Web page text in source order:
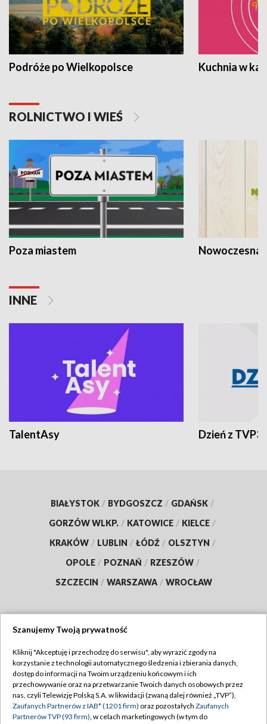
Podróże po Wielkopolsce Kuchnia w
ROLNICTWO I WIEŚ
Poza miastem Nowoczesna
INNE
TalentAsy Dzień z TVP3
BIAŁYSTOK / BYDGOSZCZ / GDAŃSK /
GORZÓW WLKP. / KATOWICE / KIELCE /
KRAKÓW / LUBLIN / ŁÓDŹ / OLSZTYN /
OPOLE / POZNAŃ / RZESZÓW /
SZCZECIN / WARSZAWA / WROCŁAW
TVP
Abonament TVP
Emisja w TVP
Regulamin TVP
Polityka prywatności
Szanujemy Twoją prywatność
Kliknij "Akceptuję i przechodzę do serwisu", aby wyrazić zgody na
korzystanie z technologii automatycznego śledzenia i zbierania danych,
dostęp do informacji na Twoim urządzeniu końcowym i ich
przechowywanie oraz na przetwarzanie Twoich danych osobowych przez
nas, czyli Telewizję Polską S.A. w likwidacji (zwaną dalej również „TVP”),
Zaufanych Partnerów z IAB* (1201 firm) oraz pozostałych Zaufanych
Partnerów TVP (93 firm), w celach marketingowych (w tym do